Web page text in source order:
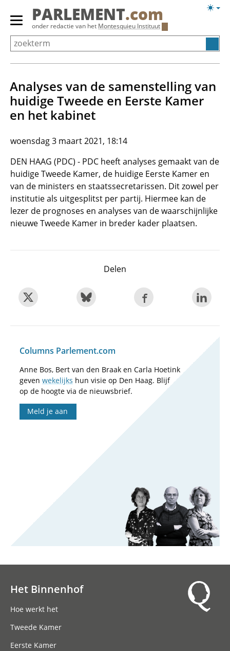
Overslaan
Primair
menu
tonen/verbergen
PARLEMENT.com
onder redactie van het Montesquieu Instituut
Analyses van de samenstelling van
huidige Tweede en Eerste Kamer
en het kabinet
woensdag 3 maart 2021, 18:14
DEN HAAG (PDC) - PDC heeft analyses gemaakt van de
huidige Tweede Kamer, de huidige Eerste Kamer en
van de ministers en staatssecretarissen. Dit zowel per
institutie als uitgesplitst per partij. Hiermee kan de
lezer de prognoses en analyses van de waarschijnlijke
nieuwe Tweede Kamer in breder kader plaatsen.
Delen
Columns Parlement.com
Anne Bos, Bert van den Braak en Carla Hoetink
geven wekelijks hun visie op Den Haag. Blijf
op de hoogte via de nieuwsbrief.
Meld je aan
Het Binnenhof
Hoe werkt het
Tweede Kamer
Eerste Kamer